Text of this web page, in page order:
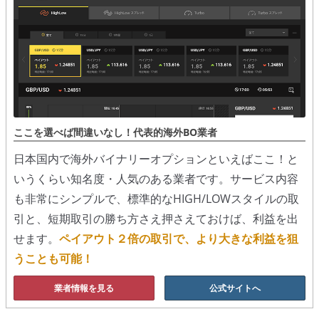
ローソク足チャート
移動平均線
トレンド順張り
MACD
ボリンジャーバンド
ストラテジーアドバイザー
スポットフォロー
スプレッド取引
ここを選べば間違いなし！代表的海外BO業者
日本国内で海外バイナリーオプションといえばここ！と
いうくらい知名度・人気のある業者です。サービス内容
も非常にシンプルで、標準的なHIGH/LOWスタイルの取
引と、短期取引の勝ち方さえ押さえておけば、利益を出
せます。 ペイアウト２倍の取引で、より大きな利益を狙
うことも可能！
業者情報を見る 公式サイトへ